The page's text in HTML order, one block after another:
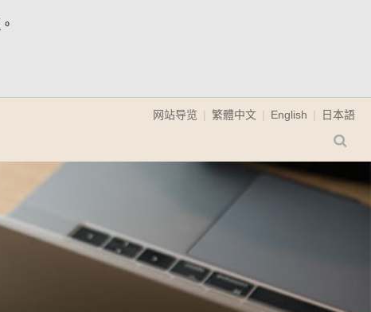
。
网站导览 繁體中文 English 日本語